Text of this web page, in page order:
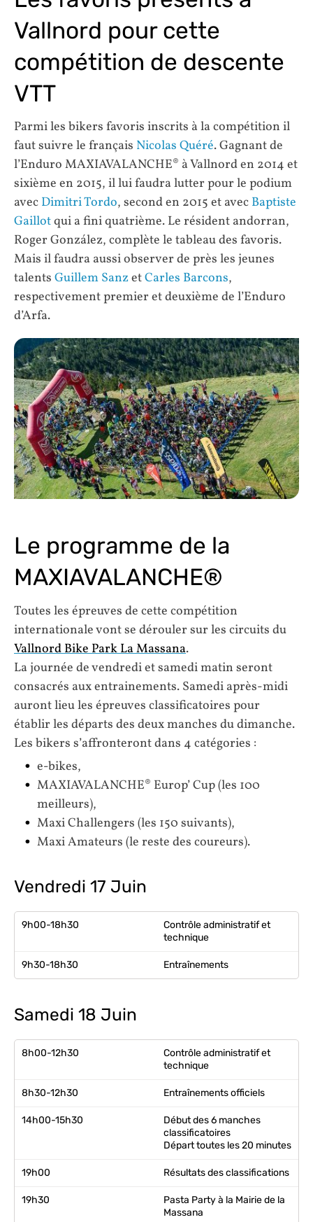
Vallnord pour cette
compétition de descente
VTT
Parmi les bikers favoris inscrits à la compétition il
faut suivre le français Nicolas Quéré. Gagnant de
l’Enduro MAXIAVALANCHE® à Vallnord en 2014 et
sixième en 2015, il lui faudra lutter pour le podium
avec Dimitri Tordo, second en 2015 et avec Baptiste
Gaillotqui a fini quatrième. Le résident andorran,
Roger González, complète le tableau des favoris.
Mais il faudra aussi observer de près les jeunes
talents Guillem SanzetCarles Barcons,
respectivement premier et deuxième de l’Enduro
d’Arfa.
Le programme de la
MAXIAVALANCHE®
Toutes les épreuves de cette compétition
internationale vont se dérouler sur les circuits du
Vallnord Bike Park La Massana.
La journée de vendredi et samedi matin seront
consacrés aux entrainements. Samedi après-midi
auront lieu les épreuves classificatoires pour
établir les départs des deux manches du dimanche.
Les bikers s’affronteront dans 4 catégories :
e-bikes,
MAXIAVALANCHE® Europ’ Cup (les 100
meilleurs),
Maxi Challengers (les 150 suivants),
Maxi Amateurs (le reste des coureurs).
Vendredi 17 Juin
9h00-18h30
Contrôle administratif et
technique
9h30-18h30 Entraînements
Samedi 18 Juin
8h00-12h30
Contrôle administratif et
technique
8h30-12h30 Entraînements officiels
14h00-15h30
Début des 6 manches
classificatoires
Départ toutes les 20 minutes
19h00 Résultats des classifications
19h30
Pasta Party à la Mairie de la
Massana